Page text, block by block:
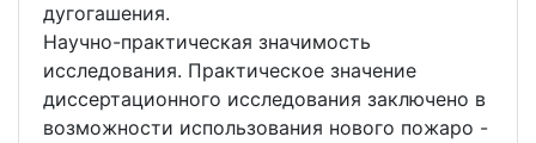
дугогашения.
Научно-практическая значимость
исследования. Практическое значение
диссертационного исследования заключено в
возможности использования нового пожаро -